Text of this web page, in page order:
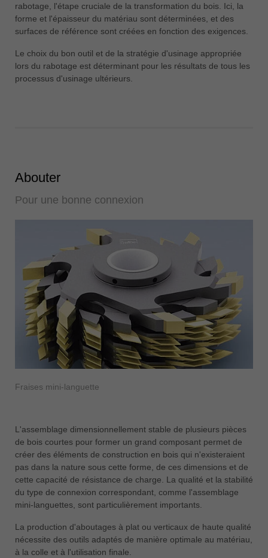
rabotage, l'étape cruciale de la transformation du bois. Ici, la
forme et l'épaisseur du matériau sont déterminées, et des
surfaces de référence sont créées en fonction des exigences.
Le choix du bon outil et de la stratégie d'usinage appropriée
lors du rabotage est déterminant pour les résultats de tous les
processus d'usinage ultérieurs.
Abouter
Pour une bonne connexion
L'assemblage dimensionnellement stable de plusieurs pièces
de bois courtes pour former un grand composant permet de
créer des éléments de construction en bois qui n'existeraient
pas dans la nature sous cette forme, de ces dimensions et de
cette capacité de résistance de charge. La qualité et la stabilité
du type de connexion correspondant, comme l'assemblage
mini-languettes, sont particulièrement importants.
La production d'aboutages à plat ou verticaux de haute qualité
nécessite des outils adaptés de manière optimale au matériau,
à la colle et à l'utilisation finale.
Fraises mini-languette